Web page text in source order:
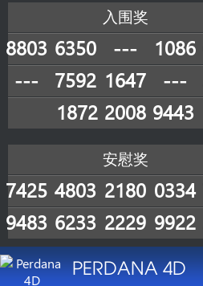
入围奖
8803 6350 --- 1086
---
7592 1647 ---
1872 2008 9443
安慰奖
7425 4803 2180 0334
9483 6233 2229 9922
PERDANA 4D